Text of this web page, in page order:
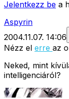
Jelentkezz be a
Aspyrin
2004.11.07. 14:06
Nézz el erre az
Neked, mint
intelligenciáról?